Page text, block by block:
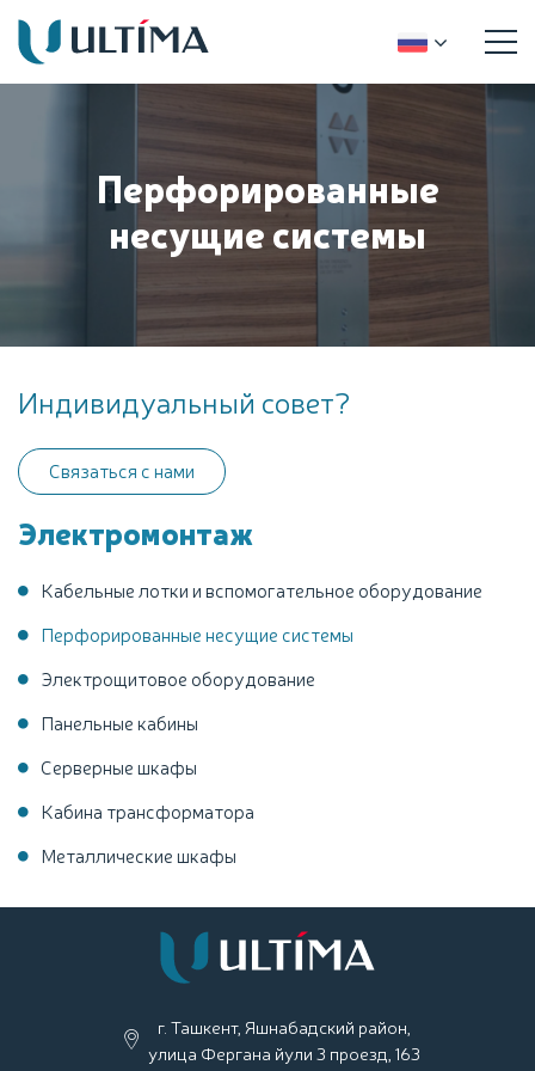
Перфорированные
несущие системы
Электромонтаж
Кабельные лотки и вспомогательное оборудование
Перфорированные несущие системы
Электрощитовое оборудование
Панельные кабины
Серверные шкафы
Кабина трансформатора
Металлические шкафы
Индивидуальный совет?
Связаться с нами
г. Ташкент, Яшнабадский район,
улица Фергана йули 3 проезд, 163